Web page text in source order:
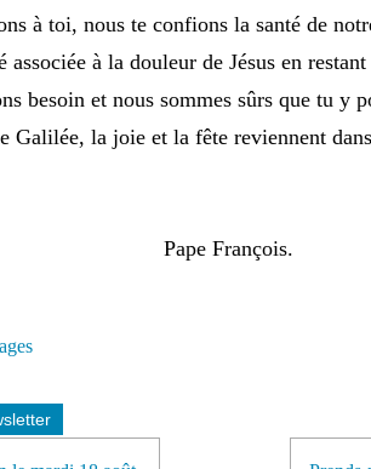
à toi, nous te confions la santé de
associée à la douleur de Jésus en
besoin et nous sommes sûrs que tu y
Galilée, la joie et la fête reviennent
Pape François.